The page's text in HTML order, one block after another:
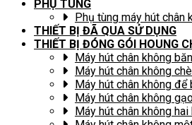
PHỤ TÙNG
Phụ tùng máy hút chân
THIẾT BỊ ĐÃ QUA SỬ DỤNG
THIẾT BỊ ĐÓNG GÓI HOUNG
Máy hút chân không
Máy hút chân không
Máy hút chân không để
Máy hút chân không
Máy hút chân không